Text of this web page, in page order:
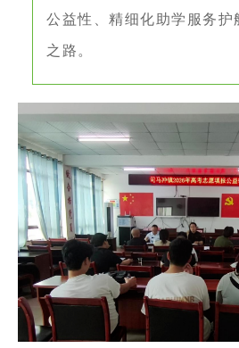
公益性、精细化助学服务护
之路。